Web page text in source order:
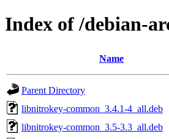
Index of /debian-
Name
Parent Directory
libnitrokey-common_3.4.1-4_all.deb
libnitrokey-common_3.5-3.3_all.deb